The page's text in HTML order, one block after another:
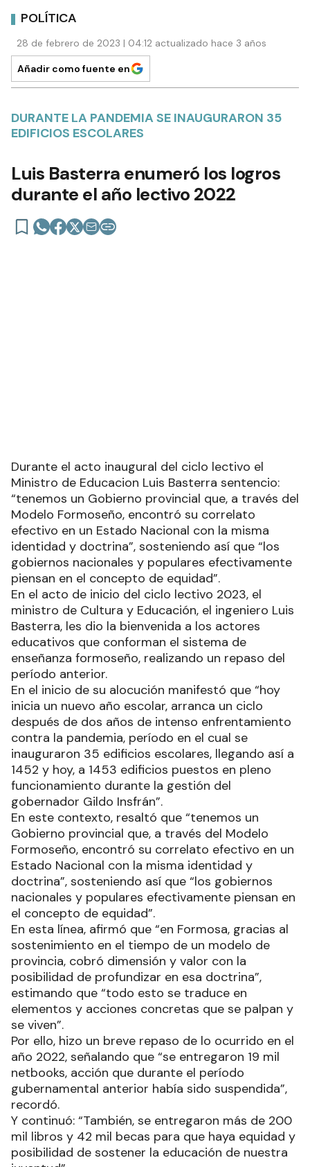
POLÍTICA
28 de febrero de 2023 | 04:12 actualizado hace 3 años
Añadir como fuente en
DURANTE LA PANDEMIA SE INAUGURARON 35
EDIFICIOS ESCOLARES
Luis Basterra enumeró los logros
durante el año lectivo 2022
Durante el acto inaugural del ciclo lectivo el
Ministro de Educacion Luis Basterra sentencio:
“tenemos un Gobierno provincial que, a través del
Modelo Formoseño, encontró su correlato
efectivo en un Estado Nacional con la misma
identidad y doctrina”, sosteniendo así que “los
gobiernos nacionales y populares efectivamente
piensan en el concepto de equidad”.
En el acto de inicio del ciclo lectivo 2023, el
ministro de Cultura y Educación, el ingeniero Luis
Basterra, les dio la bienvenida a los actores
educativos que conforman el sistema de
enseñanza formoseño, realizando un repaso del
período anterior.
En el inicio de su alocución manifestó que “hoy
inicia un nuevo año escolar, arranca un ciclo
después de dos años de intenso enfrentamiento
contra la pandemia, período en el cual se
inauguraron 35 edificios escolares, llegando así a
1452 y hoy, a 1453 edificios puestos en pleno
funcionamiento durante la gestión del
gobernador Gildo Insfrán”.
En este contexto, resaltó que “tenemos un
Gobierno provincial que, a través del Modelo
Formoseño, encontró su correlato efectivo en un
Estado Nacional con la misma identidad y
doctrina”, sosteniendo así que “los gobiernos
nacionales y populares efectivamente piensan en
el concepto de equidad”.
En esta línea, afirmó que “en Formosa, gracias al
sostenimiento en el tiempo de un modelo de
provincia, cobró dimensión y valor con la
posibilidad de profundizar en esa doctrina”,
estimando que “todo esto se traduce en
elementos y acciones concretas que se palpan y
se viven”.
Por ello, hizo un breve repaso de lo ocurrido en el
año 2022, señalando que “se entregaron 19 mil
netbooks, acción que durante el período
gubernamental anterior había sido suspendida”,
recordó.
Y continuó: “También, se entregaron más de 200
mil libros y 42 mil becas para que haya equidad y
posibilidad de sostener la educación de nuestra